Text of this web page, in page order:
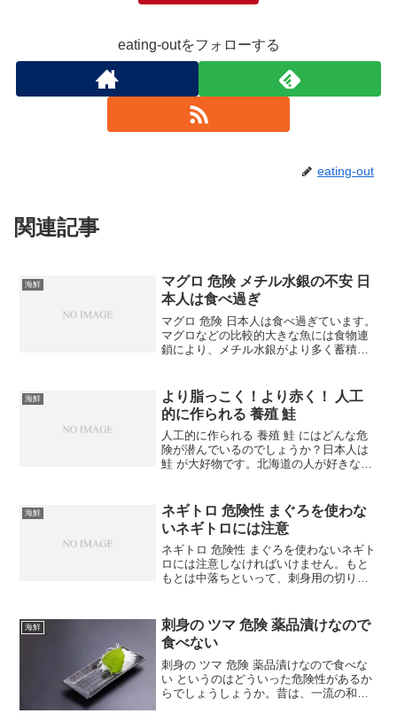
eating-outをフォローする
eating-out
関連記事
海鮮
マグロ 危険 メチル水銀の不安 日
本人は食べ過ぎ
マグロ 危険 日本人は食べ過ぎています。
マグロなどの比較的大きな魚には食物連
鎖により、メチル水銀がより多く蓄積さ
が高い水産物を人が摂取すると、神経損
傷、神経発達や生...
海鮮
より脂っこく！より赤く！ 人工
的に作られる 養殖 鮭
人工的に作られる 養殖 鮭 にはどんな危
険が潜んでいるのでしょうか？日本人は
鮭 が大好物です。北海道の人が好きなの
が獲れないところにまで流通できるよう
な方法...
海鮮
ネギトロ 危険性 まぐろを使わな
いネギトロには注意
ネギトロ 危険性 まぐろを使わないネギト
ロには注意しなければいけません。もと
もとは中落ちといって、刺身用の切り身
発祥です。アカマンボウはマグロのよう
にはおいしくないので...
海鮮
刺身の ツマ 危険 薬品漬けなので
食べない
刺身の ツマ 危険 薬品漬けなので食べな
い というのはどういった危険性があるか
らでしょうしょうか。昔は、一流の和食